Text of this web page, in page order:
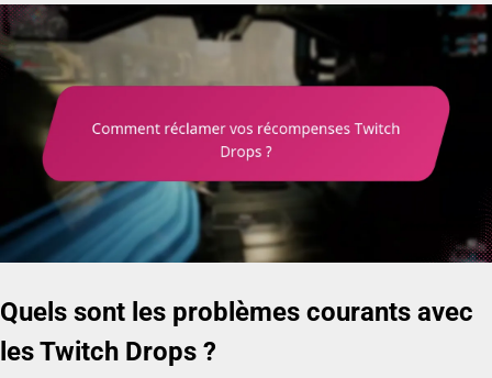
Quels sont les problèmes courants avec
les Twitch Drops ?